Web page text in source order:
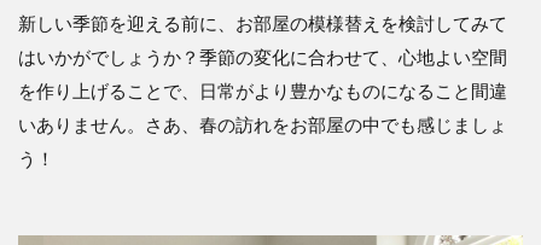
新しい季節を迎える前に、お部屋の模様替えを検討してみて
はいかがでしょうか？季節の変化に合わせて、心地よい空間
を作り上げることで、日常がより豊かなものになること間違
いありません。さあ、春の訪れをお部屋の中でも感じましょ
う！